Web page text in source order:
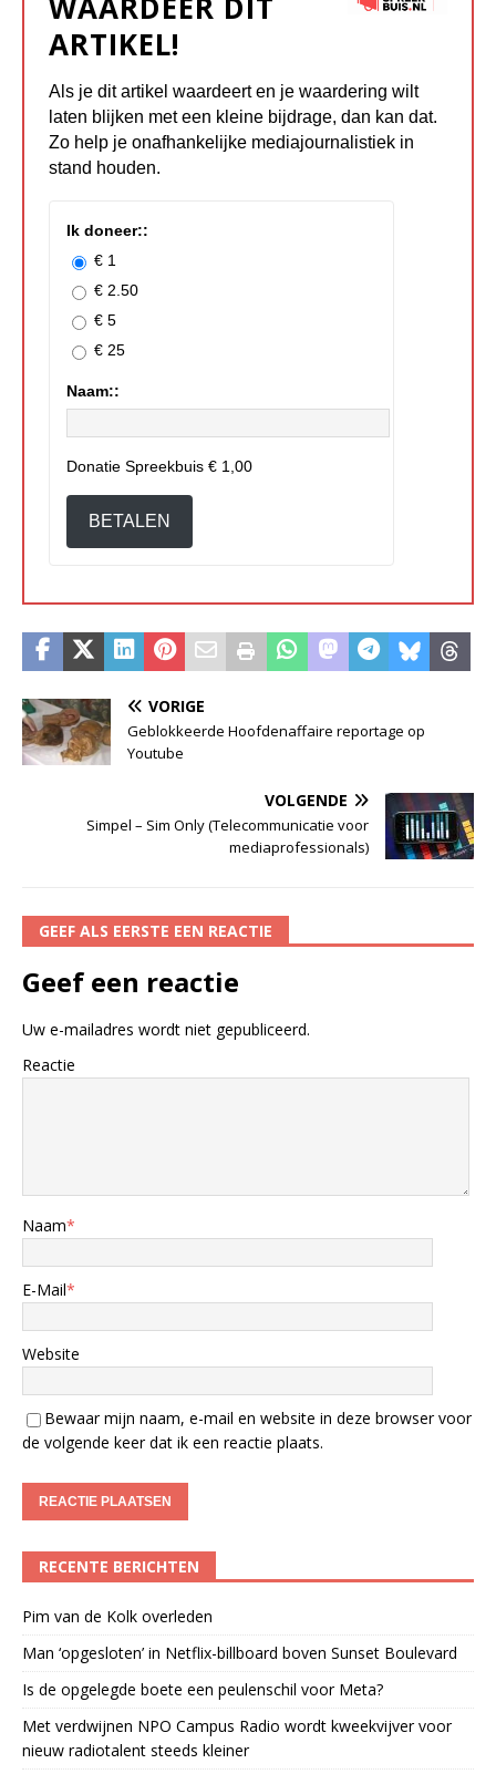
ARTIKEL!
Als je dit artikel waardeert en je waardering wilt
laten blijken met een kleine bijdrage, dan kan dat.
Zo help je onafhankelijke mediajournalistiek in
stand houden.
Ik doneer::
€ 1
€ 2.50
€ 5
€ 25
Naam::
Donatie Spreekbuis € 1,00
BETALEN
VORIGE
Geblokkeerde Hoofdenaffaire reportage op
Youtube
VOLGENDE
Simpel – Sim Only (Telecommunicatie voor
mediaprofessionals)
GEEF ALS EERSTE EEN REACTIE
Geef een reactie
Uw e-mailadres wordt niet gepubliceerd.
Reactie
Naam*
E-Mail*
Website
Bewaar mijn naam, e-mail en website in deze browser voor
de volgende keer dat ik een reactie plaats.
RECENTE BERICHTEN
Pim van de Kolk overleden
Man ‘opgesloten’ in Netflix-billboard boven Sunset Boulevard
Is de opgelegde boete een peulenschil voor Meta?
Met verdwijnen NPO Campus Radio wordt kweekvijver voor
nieuw radiotalent steeds kleiner